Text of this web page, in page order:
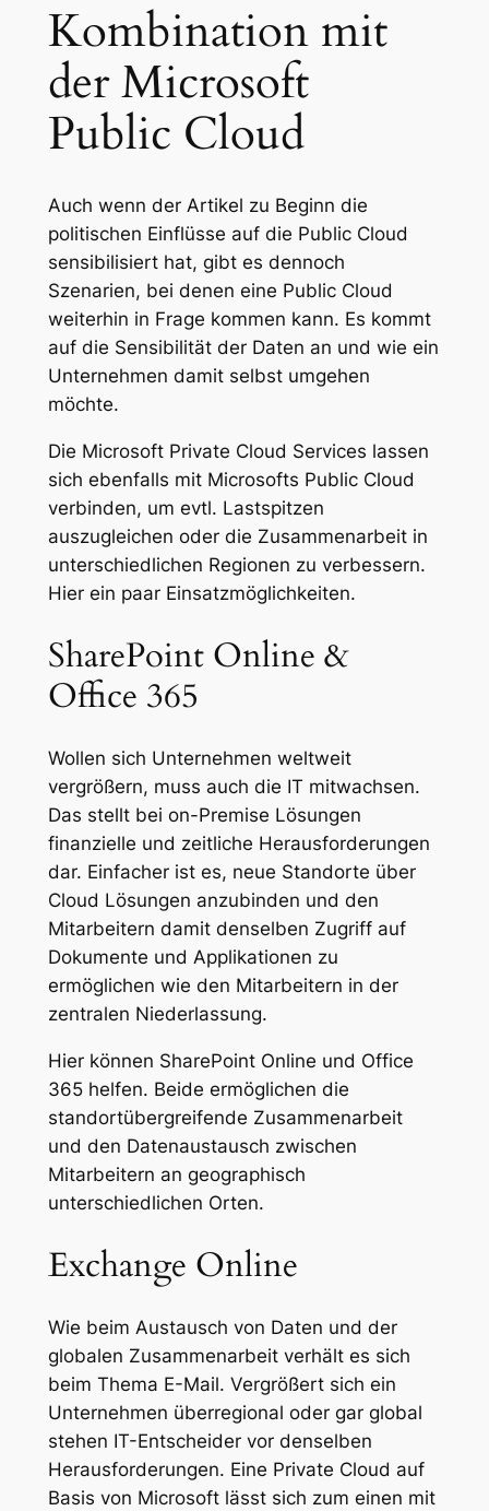
Kombination mit
der Microsoft
Public Cloud
Auch wenn der Artikel zu Beginn die
politischen Einflüsse auf die Public Cloud
sensibilisiert hat, gibt es dennoch
Szenarien, bei denen eine Public Cloud
weiterhin in Frage kommen kann. Es kommt
auf die Sensibilität der Daten an und wie ein
Unternehmen damit selbst umgehen
möchte.
Die Microsoft Private Cloud Services lassen
sich ebenfalls mit Microsofts Public Cloud
verbinden, um evtl. Lastspitzen
auszugleichen oder die Zusammenarbeit in
unterschiedlichen Regionen zu verbessern.
Hier ein paar Einsatzmöglichkeiten.
SharePoint Online &
Office 365
Wollen sich Unternehmen weltweit
vergrößern, muss auch die IT mitwachsen.
Das stellt bei on-Premise Lösungen
finanzielle und zeitliche Herausforderungen
dar. Einfacher ist es, neue Standorte über
Cloud Lösungen anzubinden und den
Mitarbeitern damit denselben Zugriff auf
Dokumente und Applikationen zu
ermöglichen wie den Mitarbeitern in der
zentralen Niederlassung.
Hier können SharePoint Online und Office
365 helfen. Beide ermöglichen die
standortübergreifende Zusammenarbeit
und den Datenaustausch zwischen
Mitarbeitern an geographisch
unterschiedlichen Orten.
Exchange Online
Wie beim Austausch von Daten und der
globalen Zusammenarbeit verhält es sich
beim Thema E-Mail. Vergrößert sich ein
Unternehmen überregional oder gar global
stehen IT-Entscheider vor denselben
Herausforderungen. Eine Private Cloud auf
Basis von Microsoft lässt sich zum einen mit